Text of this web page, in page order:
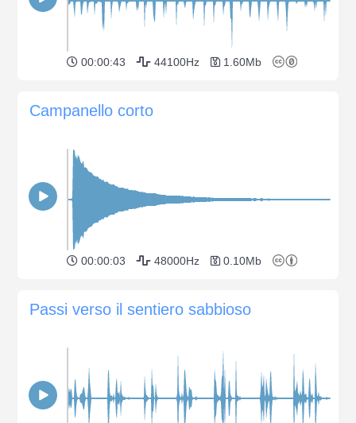
00:00:43 44100Hz 1.60Mb
Campanello corto
00:00:03 48000Hz 0.10Mb
Passi verso il sentiero sabbioso